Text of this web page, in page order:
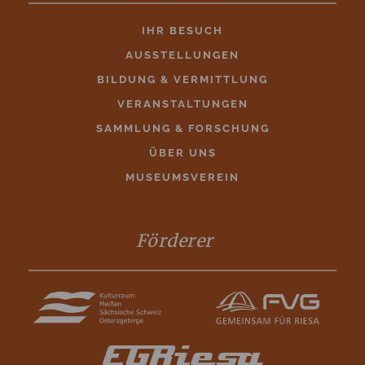
IHR BESUCH
AUSSTELLUNGEN
BILDUNG & VERMITTLUNG
VERANSTALTUNGEN
SAMMLUNG & FORSCHUNG
ÜBER UNS
MUSEUMSVEREIN
Förderer